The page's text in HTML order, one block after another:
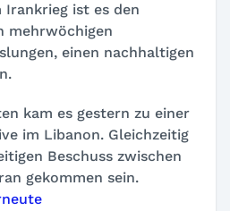
ist es den
mehrwöchigen
einen nachhaltigen
kam es gestern zu einer
im Libanon. Gleichzeitig
Beschuss zwischen
gekommen sein.